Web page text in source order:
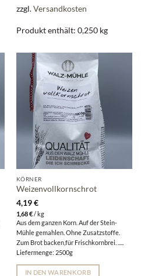
zzgl.Versandkosten
Produkt enthält: 0,250 kg
KÖRNER
Weizenvollkornschrot
4,19€
1,68€/kg
Aus dem ganzen Korn. Auf der Stein-
Mühle gemahlen. Ohne Zusatzstoffe.
Zum Brot backen,für Frischkornbrei. .....
Liefermenge: 2500g
IN DEN WARENKORB